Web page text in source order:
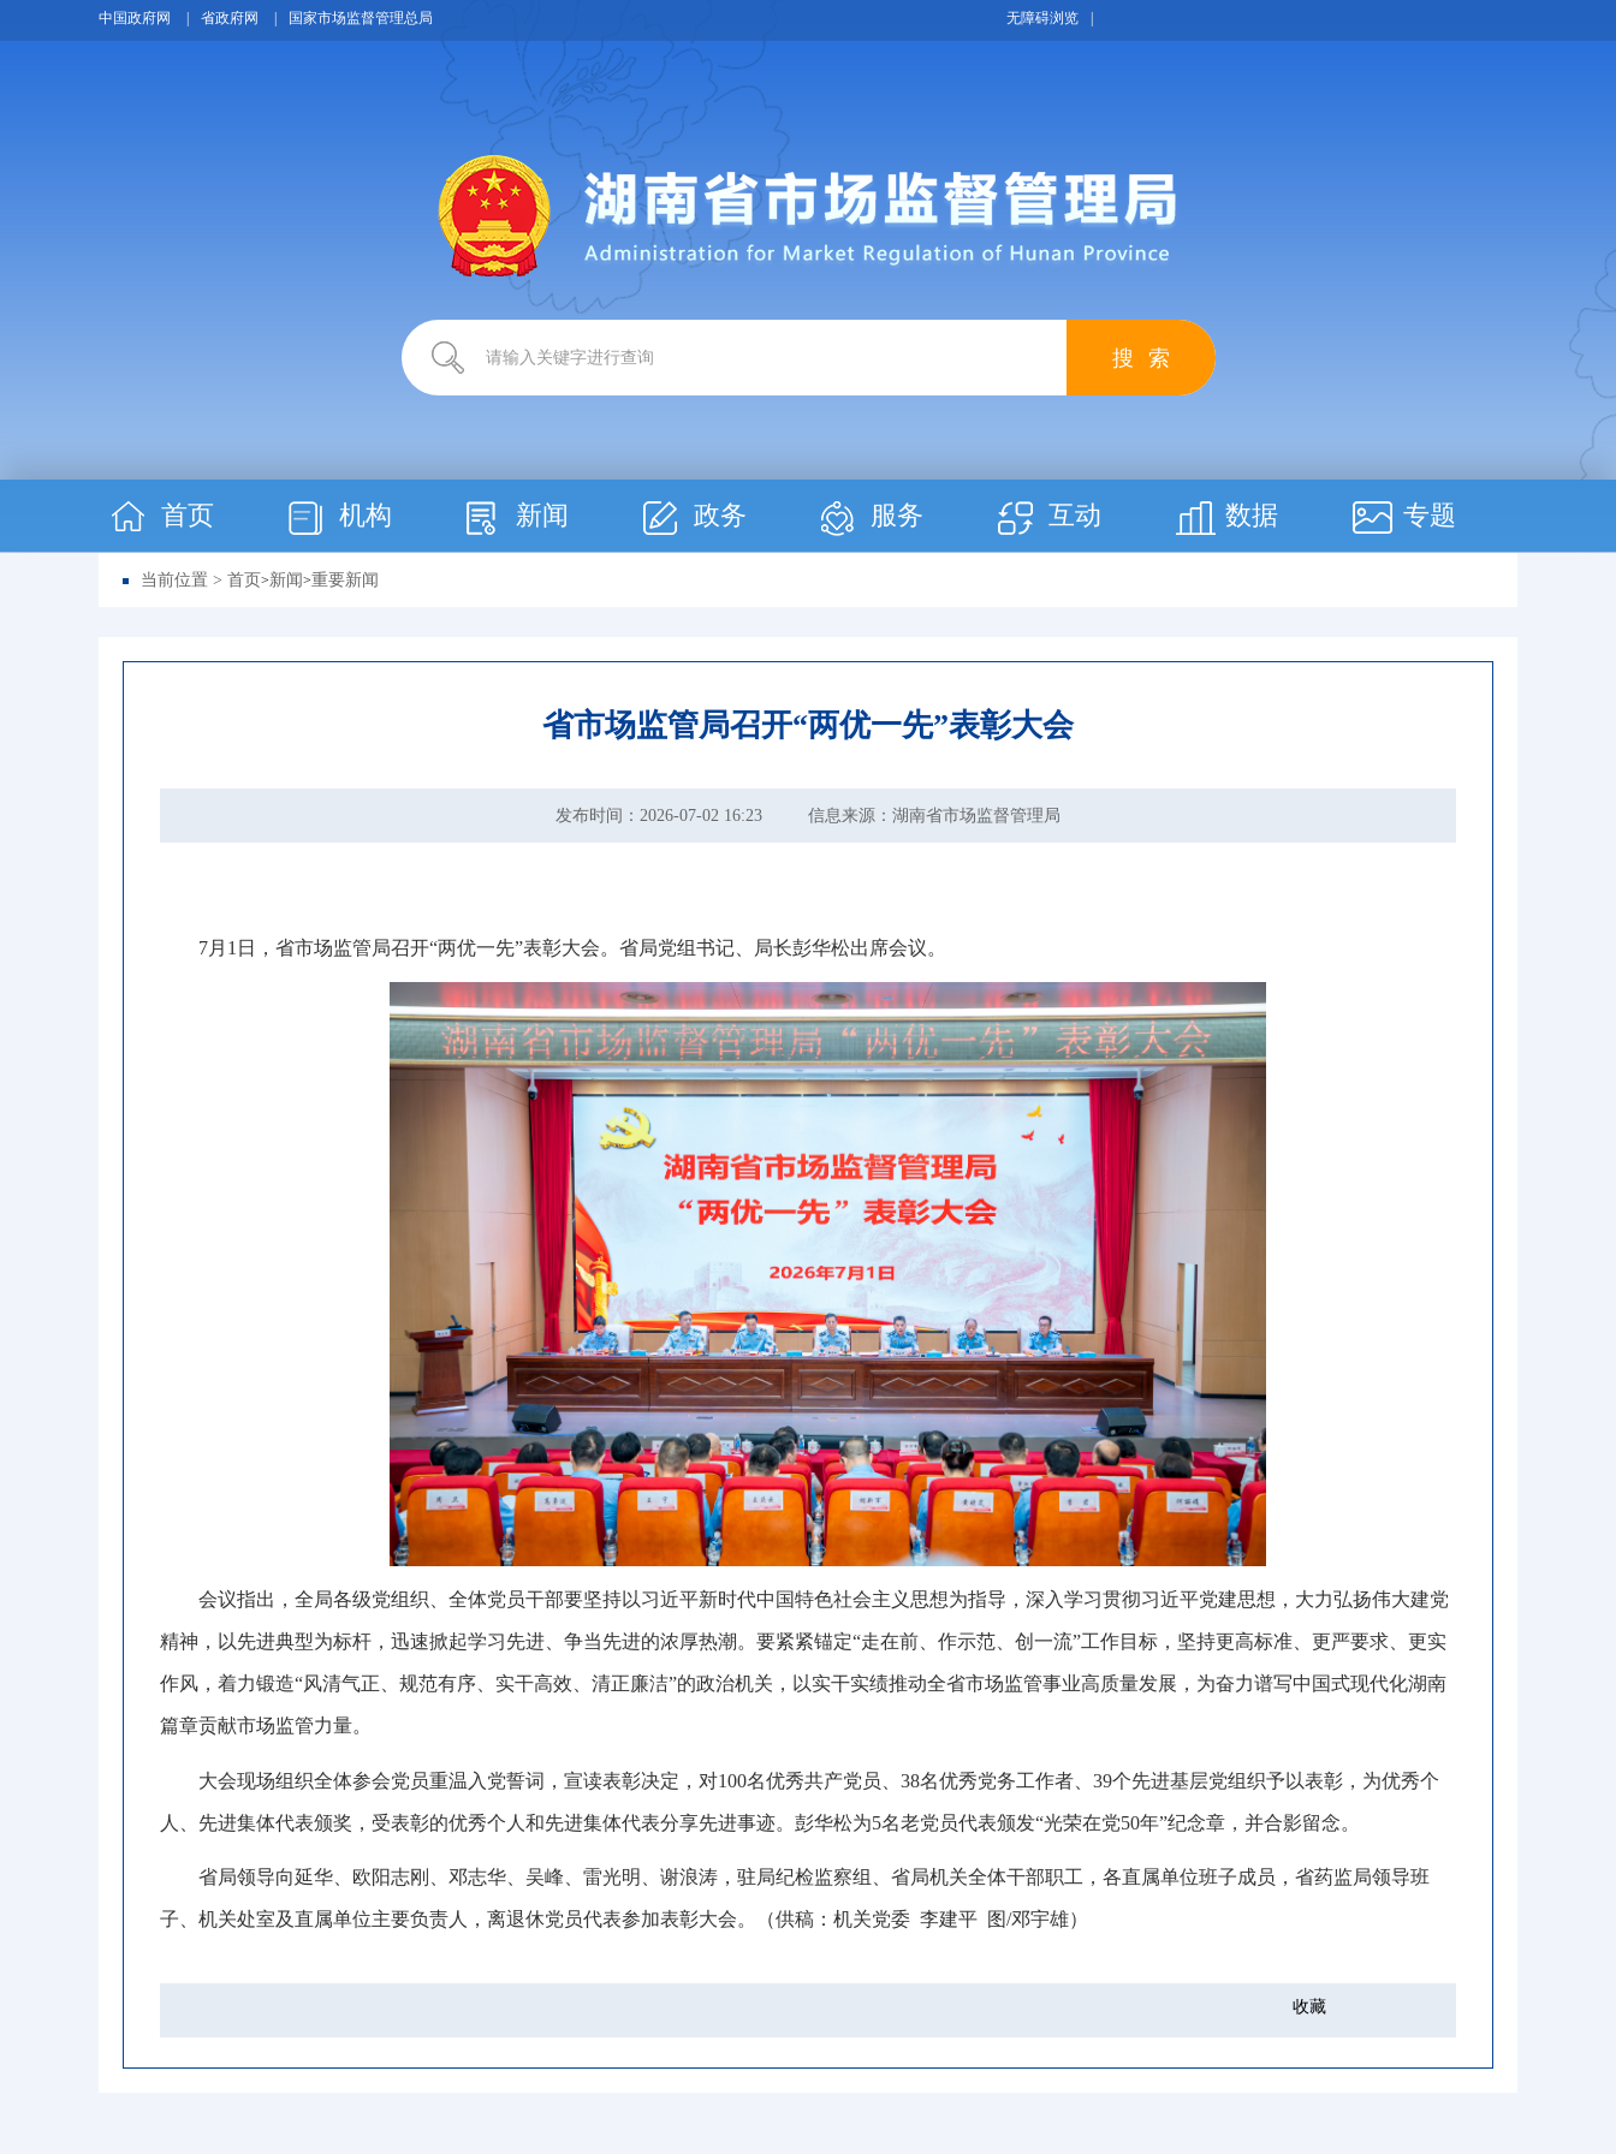
中国政府网 省政府网 国家市场监督管理总局 无障碍浏览
首页 机构 新闻 政务 服务 互动 数据 专题
当前位置 > 首页 >新闻>重要新闻
省市场监管局召开“两优一先”表彰大会
发布时间：2026-07-02 16:23 信息来源：湖南省市场监督管理局
7月1日 ， 省市场监管局召开“两优一先”表彰大会。 省局党组书记、局长彭华松出席会议。
会议指出 ， 全局各级党组织、全体党员干部要坚持以习近平新时代中国特色社会主义思想为指导，深入学习贯彻习近平党建思想 ， 大力弘扬伟大建党
精神，以先进典型为标杆 ， 迅速掀起学习先进、争当先进的浓厚热潮。 要紧紧锚定“走在前、作示范、创一流”工作目标 ， 坚持更高标准、更严要求、更实
作风，着力锻造“风清气正、规范有序、实干高效 、清正廉洁”的政治机关 ， 以实干实绩推动全省市场监管事业高质量发展，为奋力谱写中国式现代化湖南
篇章贡献市场监管力量。
大会现场组织全体参会党员重温入党誓词 ， 宣读表彰决定，对100名优秀共产党员、38名优秀党务工作者、39个先进基层党组织予以表彰 ， 为优秀个
人、先进集体代表颁奖 ， 受表彰的优秀个人 和先进集体代表分享先进事迹。 彭华松为5名老党员代表颁发“光荣在党50年”纪念章 ， 并合影留念。
省局领导向延华、欧阳志刚、邓志华、吴峰、雷光明、谢浪涛 ， 驻局纪检监察组、省局机关全体干部职工，各直属单位班子成员 ， 省药监局领导班
子、机关处室及直属单位主要负责人，离退休党员代表参加表彰大会。 （供稿： 机关党委 李建平 图/邓宇雄）
收藏